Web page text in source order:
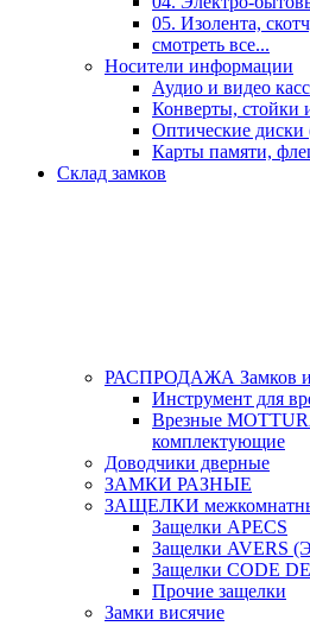
05. Изолента,
смотреть все...
Носители информации
Аудио и видео
Конверты, стойки
Оптические
Карты памяти,
Склад замков
РАСПРОДАЖА Замков и
Инструмент для
Врезные
комплектующие
Доводчики дверные
ЗАМКИ РАЗНЫЕ
ЗАЩЕЛКИ
Защелки APECS
Защелки AVERS
Защелки CODE
Прочие защелки
Замки висячие